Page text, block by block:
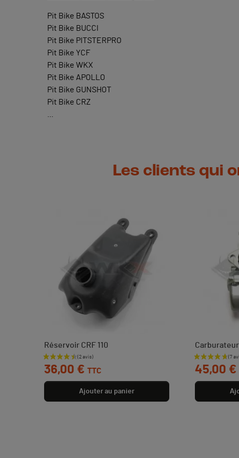
Pit Bike BASTOS
Pit Bike BUCCI
Pit Bike PITSTERPRO
Pit Bike YCF
Pit Bike WKX
Pit Bike APOLLO
Pit Bike GUNSHOT
Pit Bike CRZ
Les clients qui
Réservoir CRF 110
Prix
36,00 € TTC
Ajouter au panier
Prix
45,00 €